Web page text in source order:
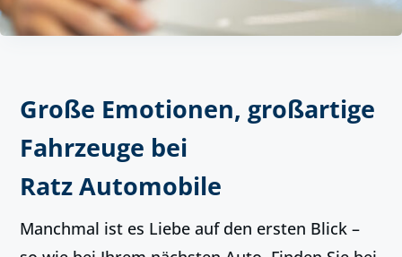
Große Emotionen, großartige
Fahrzeuge bei
Ratz Automobile
Manchmal ist es Liebe auf den ersten Blick –